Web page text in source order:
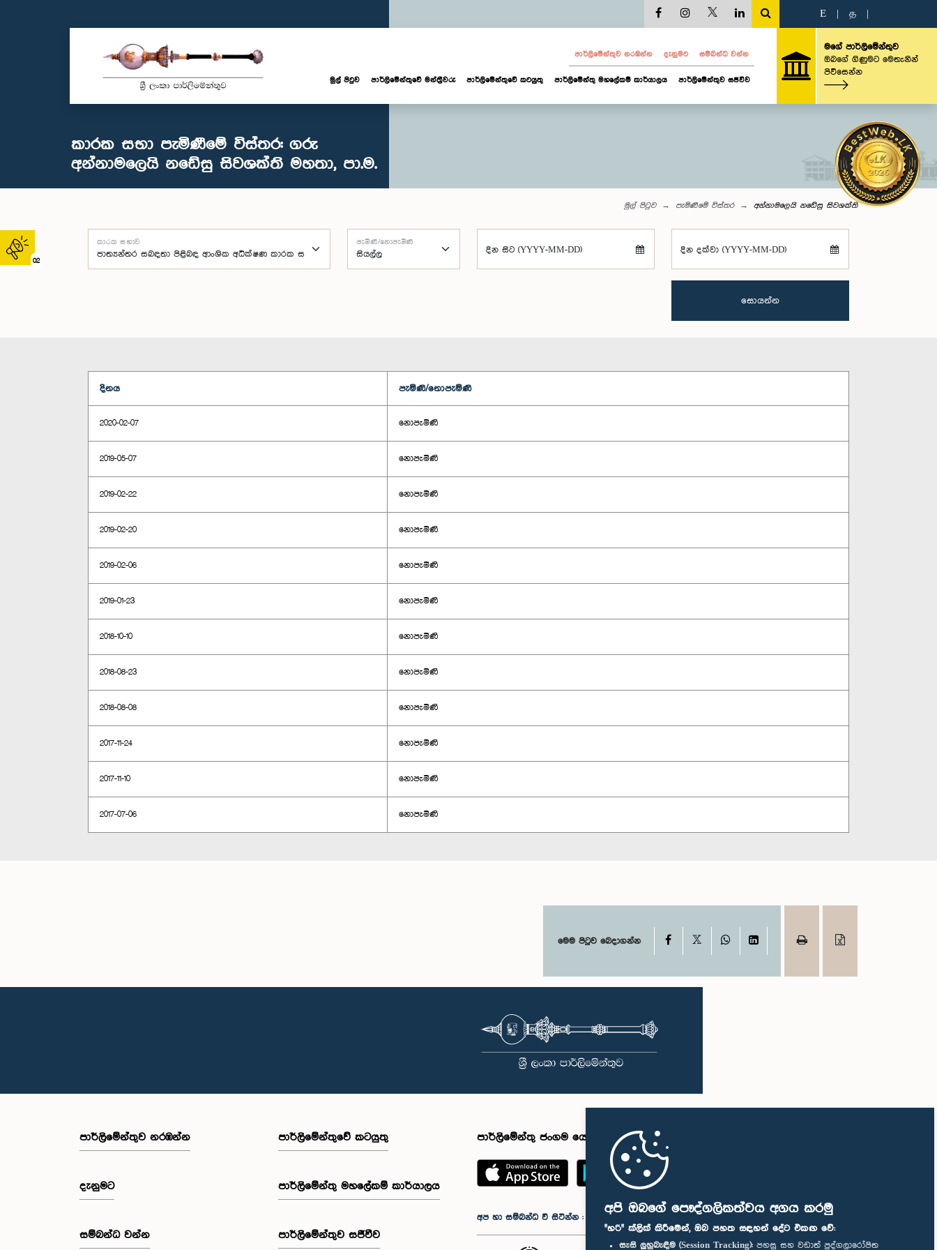
අපි ඔබගේ පෞද්ගලිකත්වය අගය කරමු
"හරි" ක්ලික් කිරීමෙන්, ඔබ පහත සඳහන් දේට එකඟ වේ:
සැසි ලුහුබැඳීම (Session Tracking): පහසු සහ වඩාත් පුද්ගලාරෝපිත
02
E த
පාර්ලි‌මේන්තුව නරඹන්න දැනුමට සම්බන්ධ වන්න
මුල් පිටුව පාර්ලි‌මේන්තුවේ මන්ත්‍රීවරු පාර්ලිමේන්තුවේ කටයුතු පාර්ලිමේන්තු මහලේකම් කාර්යාලය පාර්ලිමේන්තුව සජීවීව
මගේ පාර්ලිමේන්තුව
ඔබගේ ගිණුමට මෙතැනින්
පිවිසෙන්න
කාරක සභා පැමිණීමේ විස්තර: ගරු
අන්නාමලෙයි නඩේසු සිවශක්ති මහතා, පා.ම.
මුල් පිටුව පැමිණීමේ විස්තර අන්නාමලෙයි නඩේසු සිවශක්ති
කාරක සභාව පැමිණි/නොපැමිණි
දින සිට (YYYY-MM-DD) දින දක්වා (YYYY-MM-DD)
සොයන්න
දිනය පැමිණි/නොපැමිණි
2020-02-07 නොපැමිණි
2019-05-07 නොපැමිණි
2019-02-22 නොපැමිණි
2019-02-20 නොපැමිණි
2019-02-06 නොපැමිණි
2019-01-23 නොපැමිණි
2018-10-10 නොපැමිණි
2018-08-23 නොපැමිණි
2018-08-08 නොපැමිණි
2017-11-24 නොපැමිණි
2017-11-10 නොපැමිණි
2017-07-06 නොපැමිණි
මෙම පිටුව බෙදාගන්න Facebook WhatsAppLinkedIn
පාර්ලි‌මේන්තුව නරඹන්න
දැනුමට
සම්බන්ධ වන්න
පාර්ලිමේන්තුවේ කටයුතු
පාර්ලිමේන්තු මහලේකම් කාර්යාලය
පාර්ලිමේන්තුව සජීවීව
පාර්ලිමේන්තු ජංගම යෙදුම
අප හා සම්බන්ධ වී සිටින්න :